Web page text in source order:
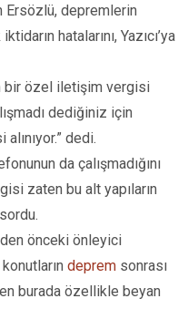
Ersözlü, depremlerin
hatalarını, Yazıcı’ya
bir özel iletişim vergisi
dediğiniz için
alınıyor.” dedi.
da çalışmadığını
zaten bu alt yapıların
önceki önleyici
deprem sonrası
burada özellikle beyan